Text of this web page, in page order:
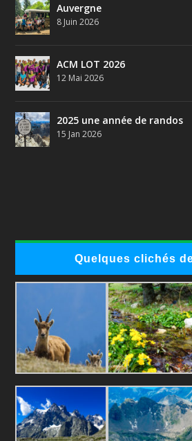
Auvergne
8 Juin 2026
ACM LOT 2026
12 Mai 2026
2025 une année de randos
15 Jan 2026
Quelques clichés